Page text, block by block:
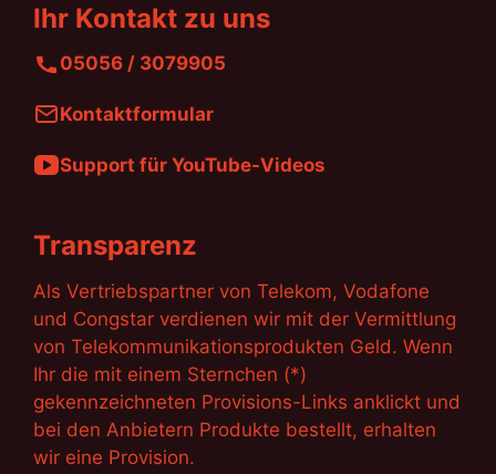
Ihr Kontakt zu uns
05056 / 3079905
Kontaktformular
Support für YouTube-Videos
Transparenz
Als Vertriebspartner von Telekom, Vodafone
und Congstar verdienen wir mit der Vermittlung
von Telekommunikationsprodukten Geld. Wenn
Ihr die mit einem Sternchen (*)
gekennzeichneten Provisions-Links anklickt und
bei den Anbietern Produkte bestellt, erhalten
wir eine Provision.